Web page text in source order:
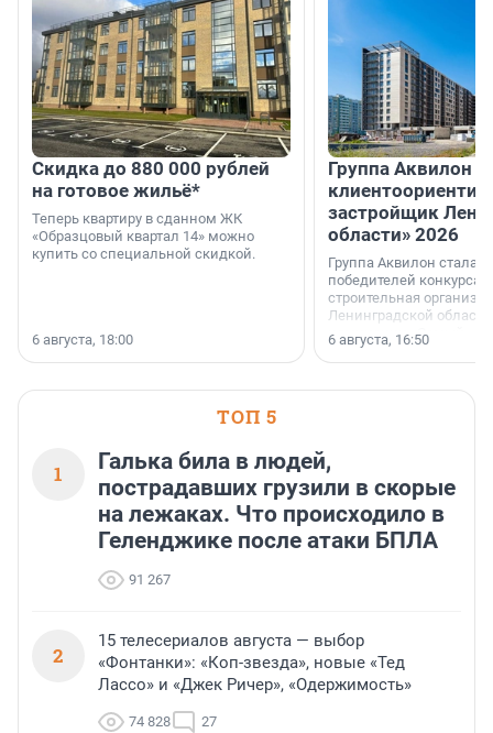
Скидка до 880 000 рублей
на готовое жильё*
Теперь квартиру в сданном ЖК
«Образцовый квартал 14» можно
купить со специальной скидкой.
6 августа, 18:00
Группа Аквилон
застройщик
области» 2026
Группа Аквилон стала
победителей конкурса
строительная
Ленинградской области
номинации «Самый
застройщик
области».
6 августа, 16:50
ТОП 5
1
Галька била в людей,
пострадавших грузили в скорые
на лежаках. Что происходило в
Геленджике после атаки БПЛА
91 267
2
15 телесериалов августа — выбор
«Фонтанки»: «Коп-звезда», новые «Тед
Лассо» и «Джек Ричер», «Одержимость»
74 828 27